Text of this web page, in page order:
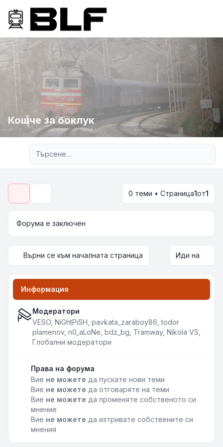
Кошче за боклук
0 теми • Страница1от1
Форума е заключен
Върни се към началната страница Иди на
Информация
Модератори
VESO NiGhtPiSH pavkata_zaraboy86 ,todor
plamenov, n0_aLoNe bdz_bg Tramway, Nikola VS
Глобални модератори
Права на форума
Вие не можете да пускате нови теми
Вие не можете да отговаряте на теми
Вие не можете да променяте собственото си
мнение
Вие не можете да изтривате собствените си
мнения